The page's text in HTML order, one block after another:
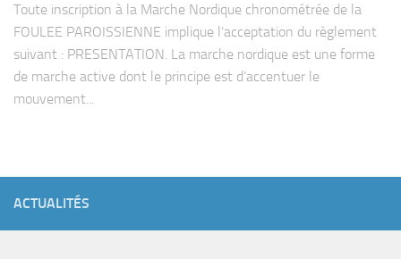
Toute inscription à la Marche Nordique chronométrée de la
FOULEE PAROISSIENNE implique l’acceptation du règlement
suivant : PRESENTATION. La marche nordique est une forme
de marche active dont le principe est d’accentuer le
mouvement...
ACTUALITÉS